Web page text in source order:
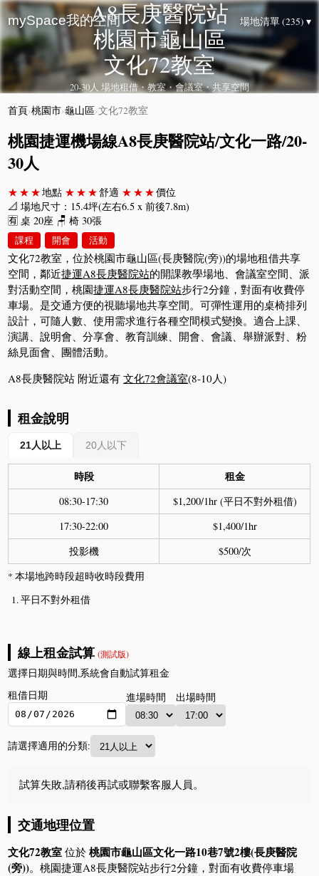
mySpace我的空間 場地清單 (235) ▾
A8長庚醫院站
桃園市龜山區
文化72教室
20-30人 場地租借・教室・會議室・共享空間
首頁›桃園市›龜山區›文化72教室
桃園捷運機場線A8長庚醫院站/文化一路/20-
30人
★★★地點 ★★★舒適 ★★★價位
📐 場地尺寸：15.4坪(左右6.5 x 前後7.8m)
🈶 桌 20座 🪑 椅 30張
課程 開會 活動
文化72教室，位於桃園市龜山區(長庚醫院(旁))的場地租借共享
空間，鄰近捷運A8長庚醫院站的開課教學場地、會議室空間、派
對活動空間，桃園捷運A8長庚醫院站步行2分鐘，對面有收費停
車場。是交通方便的視聽場地共享空間。可彈性運用的桌椅排列
設計，可隨人數、使用需求進行各種空間模式變換。適合上課、
演講、說明會、分享會、教育訓練、開會、會議、舉辦派對、粉
絲見面會、團體活動。
A8長庚醫院站 附近還有文化72會議室(8-10人)
租金說明
21人以上 20人以下
時段 租金
08:30-17:30
$1,200/1hr (平日不對外租借)
17:30-22:00
$1,400/1hr
投影機
$500/次
* 本場地跨時段超時收時段費用
平日不對外租借
線上租金試算(測試版)
選擇日期與時間,系統會自動試算租金
租借日期
進場時間 出場時間
請選擇適用的分類:
試算失敗,請稍後再試或聯繫客服人員。
交通地理位置
文化72教室 位於桃園市龜山區文化一路10巷7號2樓(長庚醫院
(旁))。桃園捷運A8長庚醫院站步行2分鐘，對面有收費停車場